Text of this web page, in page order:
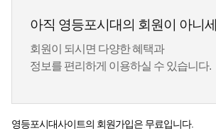
아직 영등포시대의 회원이 아니
회원이 되시면 다양한 혜택과
정보를 편리하게 이용하실 수 있습니다.
영등포시대사이트의 회원가입은 무료입니다.